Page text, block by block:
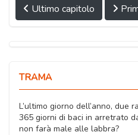
Ultimo capitolo
TRAMA
L’ultimo giorno dell’anno, due
365 giorni di baci in arretrato
non farà male alle labbra?